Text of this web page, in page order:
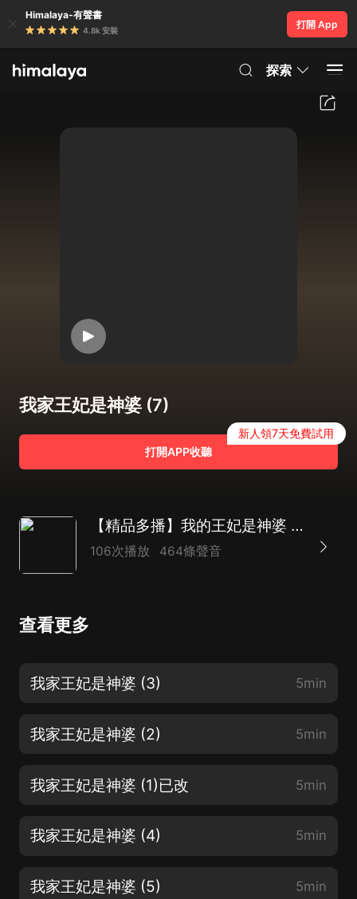
Himalaya-有聲書
4.8k 安裝
打開 App
探索
我家王妃是神婆 (7)
打開APP收聽
新人領7天免費試用
【精品多播】我的王妃是神婆 | 玄幻修仙
106次播放 464條聲音
查看更多
我家王妃是神婆 (3) 5min
我家王妃是神婆 (2) 5min
我家王妃是神婆 (1)已改 5min
我家王妃是神婆 (4) 5min
我家王妃是神婆 (5) 5min